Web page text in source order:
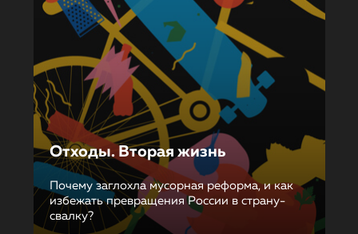
Отходы. Вторая жизнь
Почему заглохла мусорная реформа, и как
избежать превращения России в страну-
свалку?